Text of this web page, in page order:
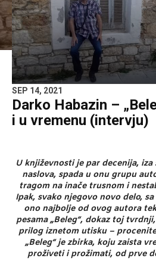
SEP 14, 2021
Darko Habazin –
i u vremenu (intervju)
U književnosti je par decenija,
naslova, spada u onu grupu
tragom na inače trusnom i
Ipak, svako njegovo novo delo,
ono najbolje od ovog autora
pesama „Beleg“, dokaz toj
prilog iznetom utisku –
„Beleg“ je zbirka, koju zaista
proživeti i prožimati, od prve